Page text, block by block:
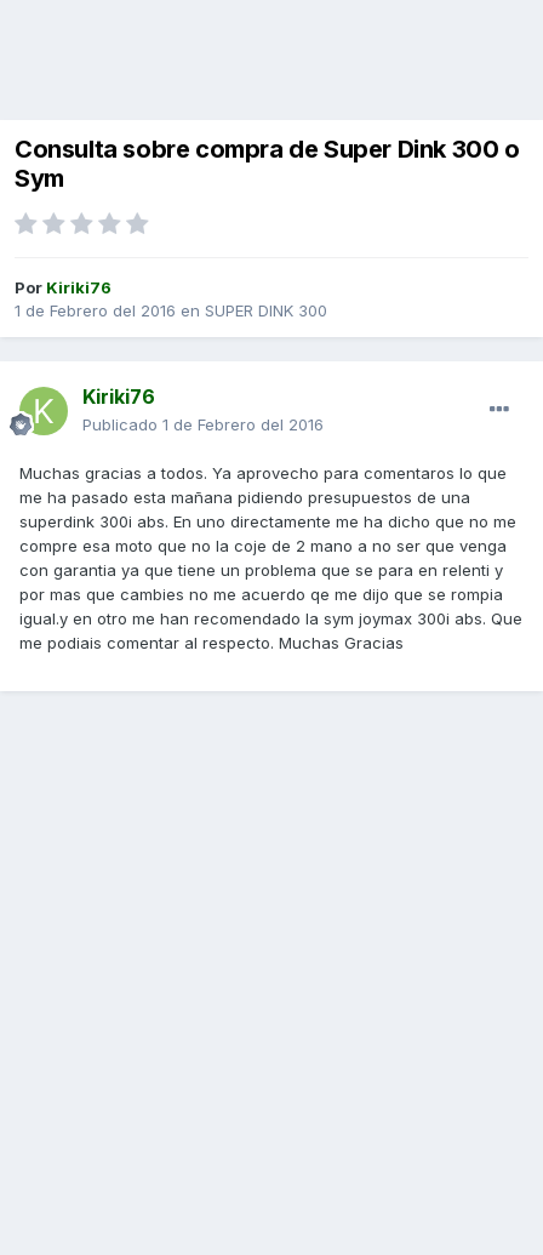
Consulta sobre compra de Super Dink 300 o
Sym
Por Kiriki76
1 de Febrero del 2016 en SUPER DINK 300
Kiriki76
Publicado 1 de Febrero del 2016
Muchas gracias a todos. Ya aprovecho para comentaros lo que
me ha pasado esta mañana pidiendo presupuestos de una
superdink 300i abs. En uno directamente me ha dicho que no me
compre esa moto que no la coje de 2 mano a no ser que venga
con garantia ya que tiene un problema que se para en relenti y
por mas que cambies no me acuerdo qe me dijo que se rompia
igual.y en otro me han recomendado la sym joymax 300i abs. Que
me podiais comentar al respecto. Muchas Gracias